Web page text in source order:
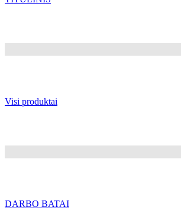
Visi produktai
DARBO BATAI